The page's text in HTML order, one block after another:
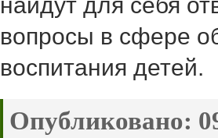
вопросы в сфере
воспитания детей.
Опубликовано: